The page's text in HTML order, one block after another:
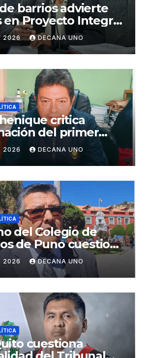
barrios advierte
en Proyecto Integral
y Alcantarillado para
2026 DECANA UNO
critica
del primer
ministerial de Keiko
2026 DECANA UNO
del Colegio de
de Puno cuestiona
sobre seguridad
2026 DECANA UNO
cuestiona